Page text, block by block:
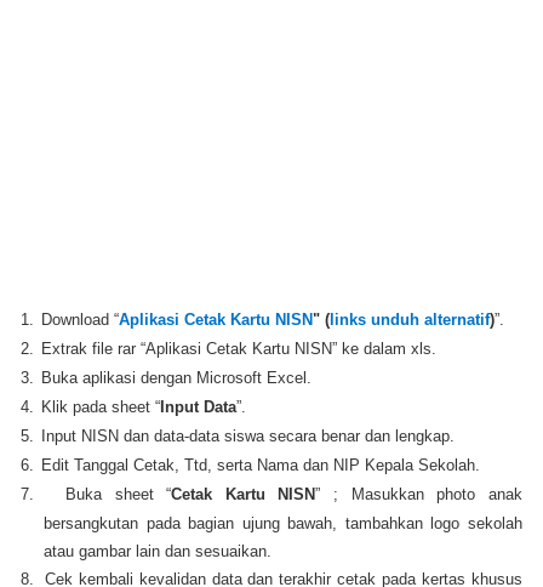
1. Download “Aplikasi Cetak Kartu NISN" (links unduh alternatif)”.
2.
Extrak file rar “Aplikasi Cetak Kartu NISN” ke dalam xls.
3.
Buka aplikasi dengan Microsoft Excel.
4.
Klik pada sheet “Input Data”.
5.
Input NISN dan data-data siswa secara benar dan lengkap.
6.
Edit Tanggal Cetak, Ttd, serta Nama dan NIP Kepala Sekolah.
7.
Buka sheet “Cetak Kartu NISN” ; Masukkan photo anak
bersangkutan pada bagian ujung bawah, tambahkan logo sekolah
atau gambar lain dan sesuaikan.
8.
Cek kembali kevalidan data dan terakhir cetak pada kertas khusus